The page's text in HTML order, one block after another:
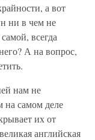
а вот
ни в чем не
всегда
А на вопрос,
нам не
на самом деле
их от
английская